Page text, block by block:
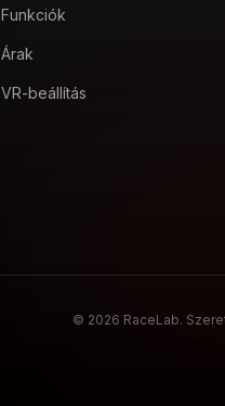
Funkciók
Árak
VR-beállítás
© 2026 RaceLab.